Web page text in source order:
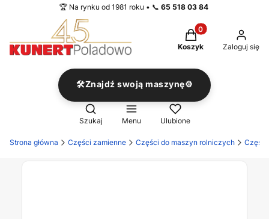
🏆 Na rynku od 1981 roku • 📞 65 518 03 84
Produkty w
Koszyk Zaloguj się
🛠️Znajdź swoją maszynę⚙️
Otwórz wyszukiwarkę
Szukaj Menu Ulubione
Strona główna Części zamienne Części do maszyn rolniczych